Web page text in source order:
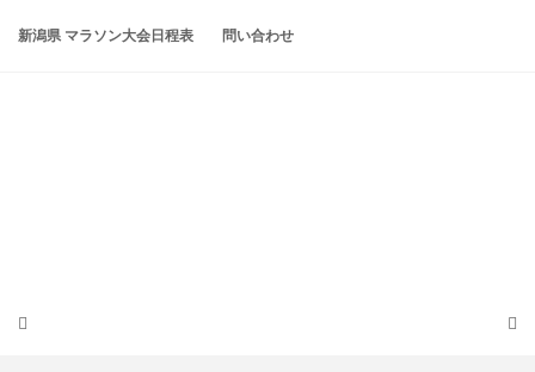
新潟県 マラソン大会日程表 問い合わせ